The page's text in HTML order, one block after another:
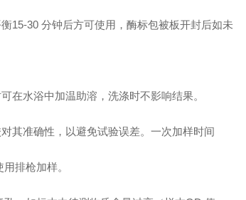
15-30 分钟后方可使用，酶标包被板开封后如未
在水浴中加温助溶，洗涤时不影响结果。
其准确性，以避免试验误差。一次加样时间
排枪加样。